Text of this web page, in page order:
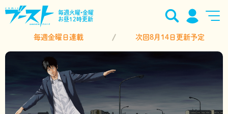
毎週火曜•金曜
お昼12時更新
毎週金曜日連載 次回8月14日更新予定